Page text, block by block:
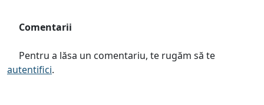
Comentarii
Pentru a lăsa un comentariu, te rugăm să te
autentifici.